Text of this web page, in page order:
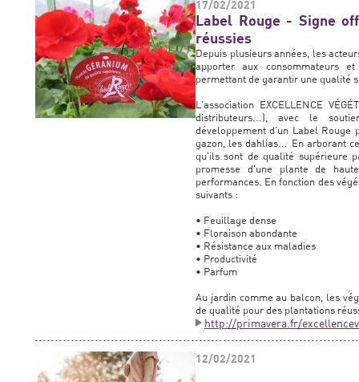
17/02/2021
Label Rouge - Signe
réussies
Depuis plusieurs années, les
apporter aux consommateurs
permettant de garantir une qualité
L'association EXCELLENCE
distributeurs...), avec le
développement d'un Label
gazon, les dahlias... En arborant
qu'ils sont de qualité supérieure
promesse d'une plante de
performances. En fonction des
suivants :
• Feuillage dense
• Floraison abondante
• Résistance aux maladies
• Productivité
• Parfum
Au jardin comme au balcon, les
de qualité pour des plantations
http://primavera.fr/
12/02/2021